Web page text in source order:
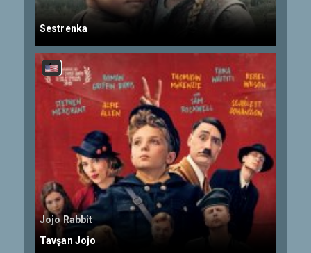
Sestrenka
Jojo Rabbit
Tavşan Jojo